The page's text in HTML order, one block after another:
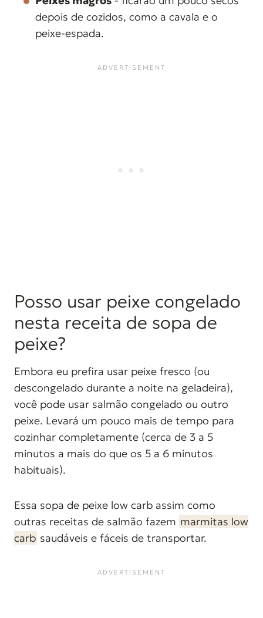
depois de cozidos, como a cavala e o
peixe-espada.
Posso usar peixe congelado
nesta receita de sopa de
peixe?
Embora eu prefira usar peixe fresco (ou
descongelado durante a noite na geladeira),
você pode usar salmão congelado ou outro
peixe. Levará um pouco mais de tempo para
cozinhar completamente (cerca de 3 a 5
minutos a mais do que os 5 a 6 minutos
habituais).
Essa sopa de peixe low carb assim como
outras receitas de salmão fazem marmitas low
carb saudáveis e fáceis de transportar.